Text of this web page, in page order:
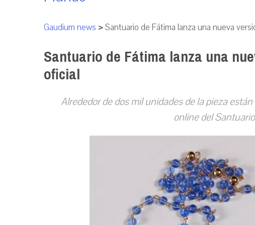
Gaudium news >Santuario de Fátima lanza una nueva
Santuario de Fátima lanza una
oficial
Alrededor de dos mil unidades de la pieza
online del